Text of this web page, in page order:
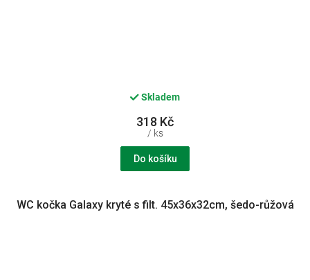
Skladem
318 Kč
/ ks
Do košíku
WC kočka Galaxy kryté s filt. 45x36x32cm, šedo-růžová